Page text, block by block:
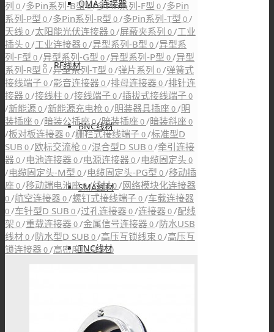
QMA 连接器
RF线材
BNC线材
SMA线材
TNC线材
SMB线材
列 0/多Pin系列-B型0/多Pin系列-F型 0/多Pin
系列-P型 0/多Pin系列-R型 0/多Pin系列-T型 0/
天线 0/太阳能光伏连接器0/屏蔽夹系列 0/工业
插头 0/工业连接器0/异型系列-B型 0/异型系
列-F型 0/异型系列-G型 0/异型系列-P型 0/异型
系列-R型 0/异型系列-T型 0/弹片系列 0/弹簧式
接线端子0/影音连接器0/排母连接器0/排针连
接器0/接线柱 0/接线端子0/插拔式接线端子0
/新能源0/新能源充电枪 0/明装器具插座0/明
装插座0/暗装公插座0/暗装插座0/暗装斜座0
/板对板连接器0/栅栏式接线端子0/标准型D
SUB 0/欧标交流枪 0/混合型D SUB 0/牵引连接
器0/电池连接器0/电源连接器0/电缆固定头 0
/电缆固定头-M型 0/电缆固定头-PG型 0/移动插
座0/移动端电池座0/线材0/网络模块化连接器
0/航空连接器0/螺钉式接线端子0/车载连接器
0/车针型D SUB 0/过孔连接器0/连接器0/配线
架 0/重载连接器0/金属信号连接器0/防水USB
线材0/防水型D SUB 0/高压互锁线束 0/高压互
锁连接器0/高密度D SUB0